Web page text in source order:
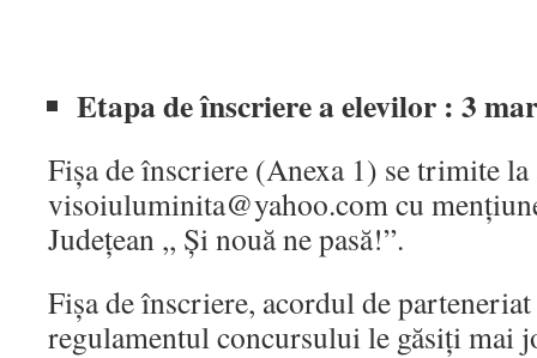
Etapa de înscriere a elevilor : 3
Fișa de înscriere (Anexa 1) se trimite la
visoiuluminita@yahoo.com cu
Județean ,, Și nouă ne pasă!”.
Fișa de înscriere, acordul de
regulamentul concursului le găsiți mai